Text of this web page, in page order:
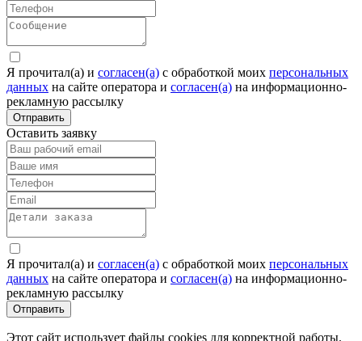
Я прочитал(а) и согласен(а) c обработкой моих персональных
данных на сайте оператора и согласен(а) на информационно-
рекламную рассылку
Отправить
Оставить заявку
Я прочитал(а) и согласен(а) c обработкой моих персональных
данных на сайте оператора и согласен(а) на информационно-
рекламную рассылку
Отправить
Этот сайт использует файлы cookies для корректной работы.